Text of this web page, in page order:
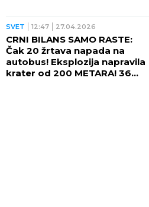
SVET 12:47 27.04.2026
CRNI BILANS SAMO RASTE:
Čak 20 žrtava napada na
autobus! Eksplozija napravila
krater od 200 METARA! 36